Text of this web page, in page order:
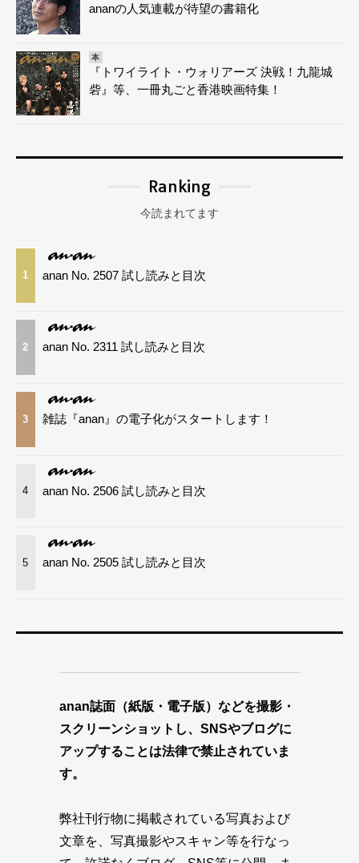
ananの人気連載が待望の書籍化
本
『トワイライト・ウォリアーズ 決戦！九龍城
砦』等、一冊丸ごと香港映画特集！
Ranking
今読まれてます
1 anan No. 2507 試し読みと目次
2 anan No. 2311 試し読みと目次
3 雑誌『anan』の電子化がスタートします！
4 anan No. 2506 試し読みと目次
5 anan No. 2505 試し読みと目次
anan誌面（紙版・電子版）などを撮影・
スクリーンショットし、SNSやブログに
アップすることは法律で禁止されていま
す。
弊社刊行物に掲載されている写真および
文章を、写真撮影やスキャン等を行なっ